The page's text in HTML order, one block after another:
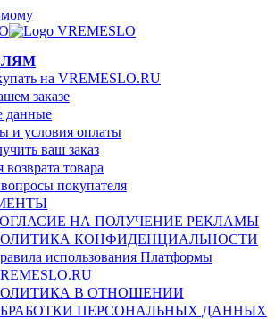
на VREMESLO.RU
заказе
данные
и условия оплаты
ваш заказ
возврата товара
покупателя
НА ПОЛУЧЕНИЕ РЕКЛАМЫ
КОНФИДЕНЦИАЛЬНОСТИ
использования Платформы
В ОТНОШЕНИИ
ПЕРСОНАЛЬНЫХ ДАННЫХ